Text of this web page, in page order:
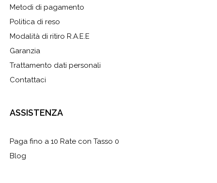
Metodi di pagamento
Politica di reso
Modalità di ritiro R.A.E.E
Garanzia
Trattamento dati personali
Contattaci
ASSISTENZA
Paga fino a 10 Rate con Tasso 0
Blog